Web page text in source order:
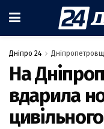
Дніпро 24
На
вдарила